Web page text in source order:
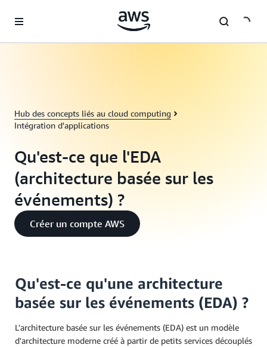
Hub des concepts liés au cloud computing
Intégration d'applications
Qu'est-ce que l'EDA
(architecture basée sur les
événements) ?
Créer un compte AWS
Qu'est-ce qu'une architecture
basée sur les événements (EDA) ?
L'architecture basée sur les événements (EDA) est un modèle
d'architecture moderne créé à partir de petits services découplés